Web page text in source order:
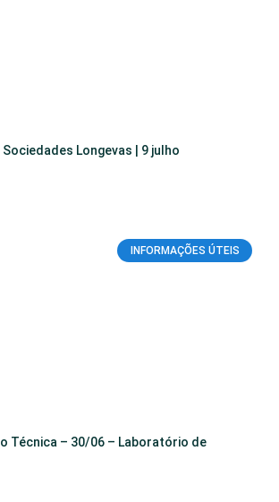
Longevas | 9 julho
INFORMAÇÕES ÚTEIS
Técnica – 30/06 – Laboratório de